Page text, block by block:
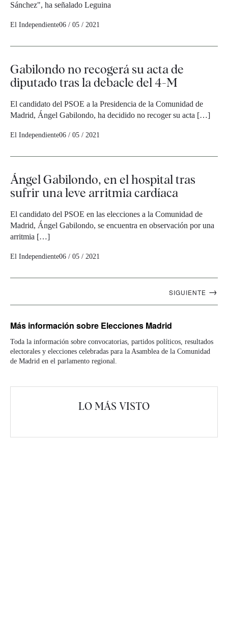
Sánchez", ha señalado Leguina
El Independiente06 / 05 / 2021
Gabilondo no recogerá su acta de
diputado tras la debacle del 4-M
El candidato del PSOE a la Presidencia de la Comunidad de
Madrid, Ángel Gabilondo, ha decidido no recoger su acta […]
El Independiente06 / 05 / 2021
Ángel Gabilondo, en el hospital tras
sufrir una leve arritmia cardíaca
El candidato del PSOE en las elecciones a la Comunidad de
Madrid, Ángel Gabilondo, se encuentra en observación por una
arritmia […]
El Independiente06 / 05 / 2021
SIGUIENTE →
Más información sobre Elecciones Madrid
Toda la información sobre convocatorias, partidos políticos, resultados
electorales y elecciones celebradas para la Asamblea de la Comunidad
de Madrid en el parlamento regional.
LO MÁS VISTO